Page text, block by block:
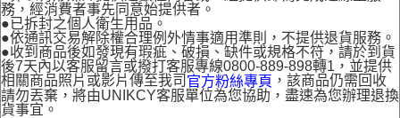
務，經消費者事先同意始提供者。
●已拆封之個人衛生用品。
●依通訊交易解除權合理例外情事適用準則，不提供退貨服務。
●收到商品後如發現有瑕疵、破損、缺件或規格不符，請於到貨
後7天內以客服留言或撥打客服專線0800-889-898轉1，並提供
相關商品照片或影片傳至我司 官方粉絲專頁 ，該商品仍需回收
請勿丟棄，將由UNIKCY客服單位為您協助，盡速為您辦理退換
貨事宜。